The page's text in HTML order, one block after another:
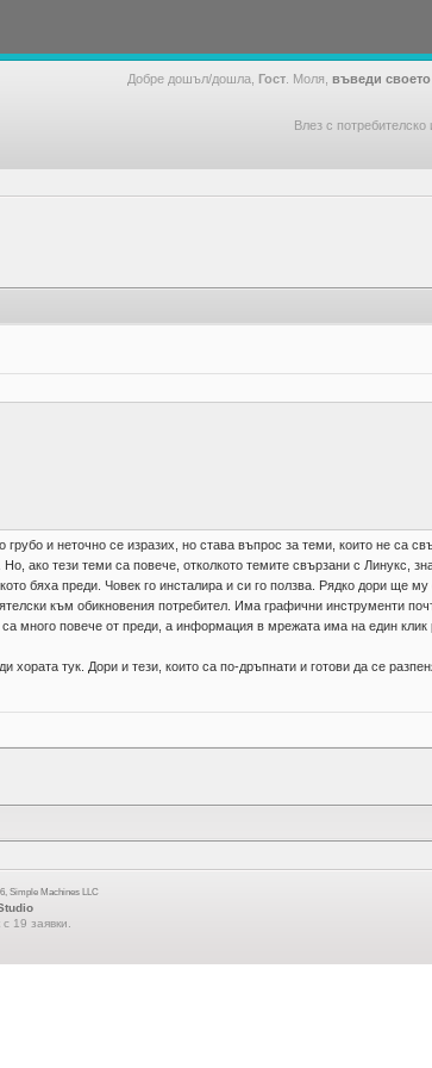
Добре дошъл/дошла, Гост . Моля, въведи
Влез с
и неточно се изразих, но става въпрос за теми, които не са
ако тези теми са повече, отколкото темите свързани с Линукс,
бяха преди. Човек го инсталира и си го ползва. Рядко дори ще
към обикновения потребител. Има графични инструменти
много повече от преди, а информация в мрежата има на един клик
тук. Дори и тези, които са по-дръпнати и готови да се
Simple Machines LLC
19 заявки.